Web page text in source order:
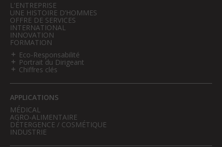
L'ENTREPRISE
UNE HISTOIRE D’HOMMES
OFFRE DE SERVICES
INTERNATIONAL
INNOVATION
FORMATION
Eco-Responsabilité
Portrait du Dirigeant
Chiffres clés
APPLICATIONS
MÉDICAL
AGRO-ALIMENTAIRE
DÉTERGENCE / COSMÉTIQUE
INDUSTRIE